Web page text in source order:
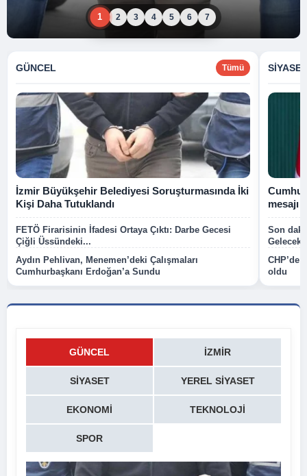
1 2 3 4 5 6 7
GÜNCEL Tümü
İzmir Büyükşehir Belediyesi Soruşturmasında İki
Kişi Daha Tutuklandı
FETÖ Firarisinin İfadesi Ortaya Çıktı: Darbe Gecesi
Çiğli Üssündeki...
Aydın Pehlivan, Menemen’deki Çalışmaları
Cumhurbaşkanı Erdoğan’a Sundu
mesajı
Son
Gelecek
CHP’de
oldu
GÜNCEL İZMIR
SIYASET YEREL SIYASET
EKONOMI TEKNOLOJI
SPOR